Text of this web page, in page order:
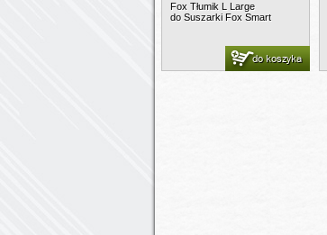
Fox Tłumik L Large
do Suszarki Fox Smart
do koszyka